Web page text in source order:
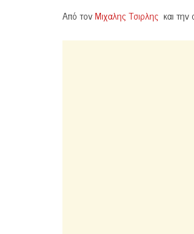
Από τονΜιχαλης Τσιρλης και